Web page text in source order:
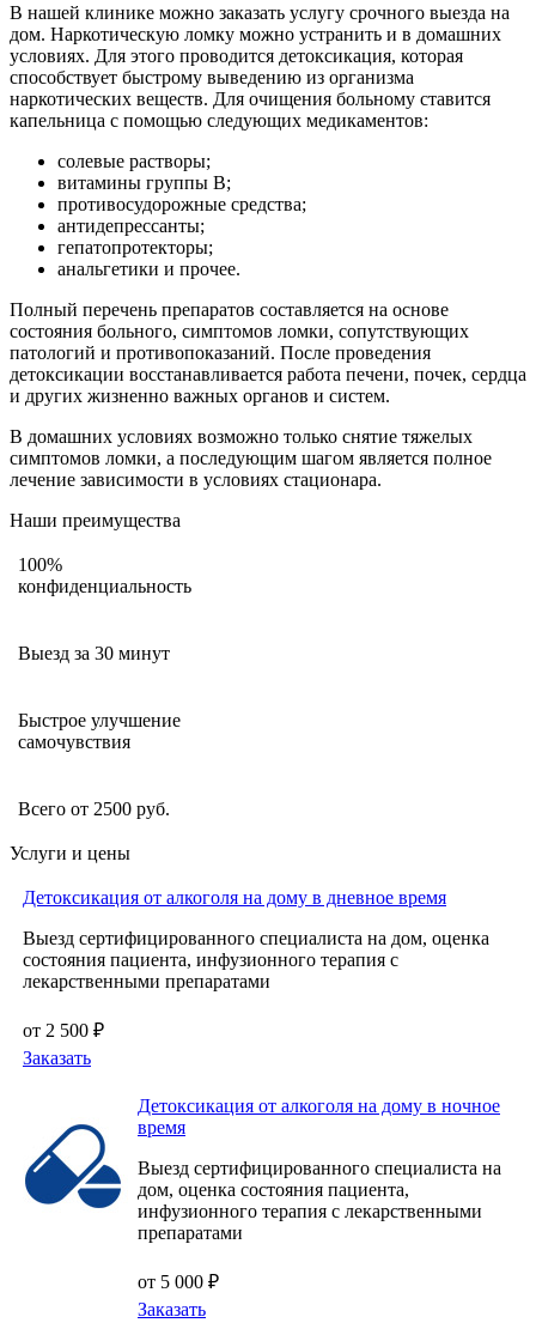
В нашей клинике можно заказать услугу срочного выезда на
дом. Наркотическую ломку можно устранить и в домашних
условиях. Для этого проводится детоксикация, которая
способствует быстрому выведению из организма
наркотических веществ. Для очищения больному ставится
капельница с помощью следующих медикаментов:
солевые растворы;
витамины группы В;
противосудорожные средства;
антидепрессанты;
гепатопротекторы;
анальгетики и прочее.
Полный перечень препаратов составляется на основе
состояния больного, симптомов ломки, сопутствующих
патологий и противопоказаний. После проведения
детоксикации восстанавливается работа печени, почек, сердца
и других жизненно важных органов и систем.
В домашних условиях возможно только снятие тяжелых
симптомов ломки, а последующим шагом является полное
лечение зависимости в условиях стационара.
Наши преимущества
100%
конфиденциальность
Выезд за 30 минут
Быстрое улучшение
самочувствия
Всего от 2500 руб.
Услуги и цены
Детоксикация от алкоголя на дому в дневное время
Выезд сертифицированного специалиста на дом, оценка
состояния пациента, инфузионного терапия с
лекарственными препаратами
от 2 500 ₽
Заказать
Детоксикация от алкоголя на дому в ночное
время
Выезд сертифицированного специалиста на
дом, оценка состояния пациента,
инфузионного терапия с лекарственными
препаратами
от 5 000 ₽
Заказать